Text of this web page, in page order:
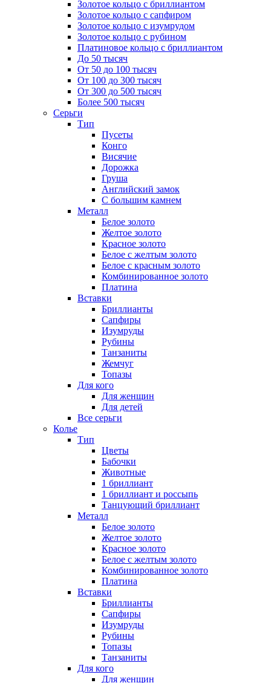
Золотое кольцо с бриллиантом
Золотое кольцо с сапфиром
Золотое кольцо с изумрудом
Золотое кольцо с рубином
Платиновое кольцо с бриллиантом
До 50 тысяч
От 50 до 100 тысяч
От 100 до 300 тысяч
От 300 до 500 тысяч
Более 500 тысяч
Серьги
Тип
Пусеты
Конго
Висячие
Дорожка
Груша
Английский замок
С большим камнем
Металл
Белое золото
Желтое золото
Красное золото
Белое с желтым золото
Белое с красным золото
Комбинированное золото
Платина
Вставки
Бриллианты
Сапфиры
Изумруды
Рубины
Танзаниты
Жемчуг
Топазы
Для кого
Для женщин
Для детей
Все серьги
Колье
Тип
Цветы
Бабочки
Животные
1 бриллиант
1 бриллиант и россыпь
Танцующий бриллиант
Металл
Белое золото
Желтое золото
Красное золото
Белое с желтым золото
Комбинированное золото
Платина
Вставки
Бриллианты
Сапфиры
Изумруды
Рубины
Топазы
Танзаниты
Для кого
Для женщин